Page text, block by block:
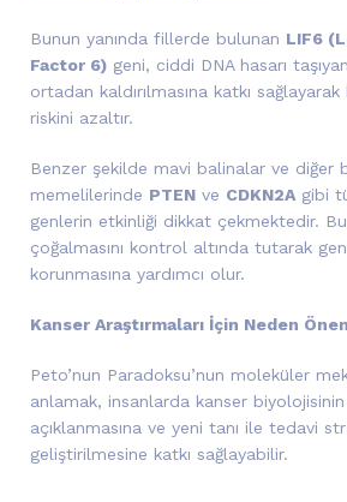
Bunun yanında fillerde bulunan LIF6
Factor 6) geni, ciddi DNA hasarı
ortadan kaldırılmasına katkı
riskini azaltır.
Benzer şekilde mavi balinalar ve diğer
memelilerinde PTEN ve CDKN2A gibi
genlerin etkinliği dikkat çekmektedir.
çoğalmasını kontrol altında tutarak
korunmasına yardımcı olur.
Kanser Araştırmaları İçin Neden
Peto’nun Paradoksu’nun moleküler
anlamak, insanlarda kanser
açıklanmasına ve yeni tanı ile tedavi
geliştirilmesine katkı sağlayabilir.